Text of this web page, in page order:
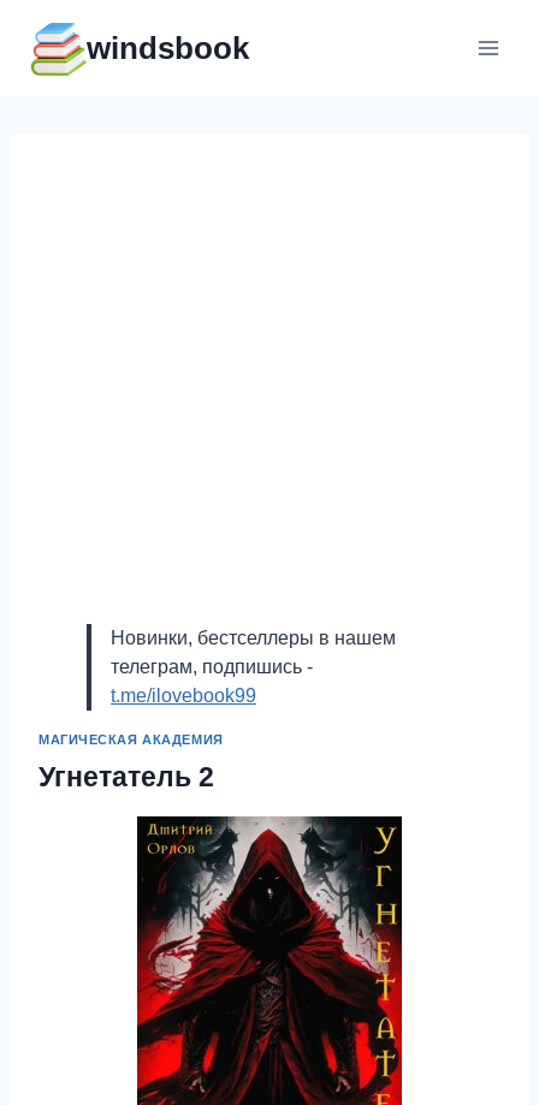
содержимому
windsbook
Новинки, бестселлеры в нашем
телеграм, подпишись -
t.me/ilovebook99
МАГИЧЕСКАЯ АКАДЕМИЯ
Угнетатель 2